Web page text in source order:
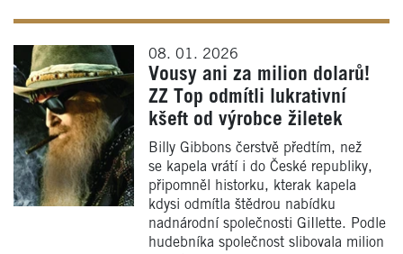
08. 01. 2026
Vousy ani za milion dolarů!
ZZ Top odmítli lukrativní
kšeft od výrobce žiletek
Billy Gibbons čerstvě předtím, než
se kapela vrátí i do České republiky,
připomněl historku, kterak kapela
kdysi odmítla štědrou nabídku
nadnárodní společnosti GiIlette. Podle
hudebníka společnost slibovala milion